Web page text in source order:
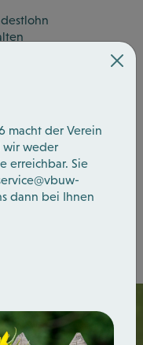
VBUW),
macht der Verein
wir weder
erreichbar. Sie
dann bei Ihnen